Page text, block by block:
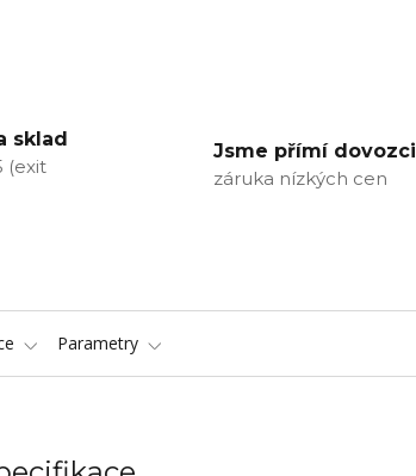
sklad
(exit
Jsme přímí dovozci
záruka nízkých cen
Parametry